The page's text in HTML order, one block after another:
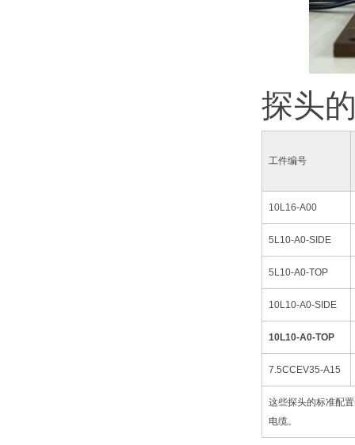
探头
工件编号
10L16-A00
5L10-A0-SIDE
5L10-A0-TOP
10L10-A0-SIDE
10L10-A0-TOP
7.5CCEV35-A15
这些探头的标准配
电缆。